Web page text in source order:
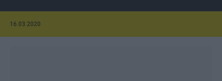
16.03.2020